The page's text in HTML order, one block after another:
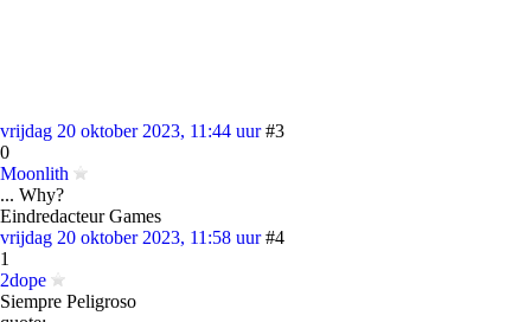
vrijdag 20 oktober 2023, 11:44 uur #3
0
Moonlith
... Why?
Eindredacteur Games
vrijdag 20 oktober 2023, 11:58 uur #4
1
2dope
Siempre Peligroso